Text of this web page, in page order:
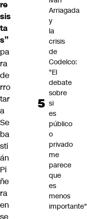
re
sis
ta
s”
pa
ra
de
rro
tar
a
Se
ba
sti
án
Pi
ñe
ra
en
se
Arriagada
y
la
crisis
de
Codelco:
"El
debate
sobre
si
es
público
o
privado
me
parece
que
es
menos
importante"